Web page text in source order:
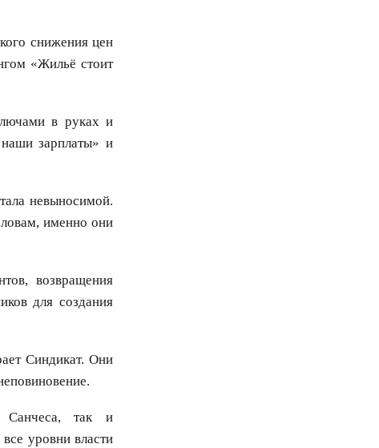
снижения цен
«Жильё стоит
в руках и
зарплаты» и
невыносимой.
именно они
возвращения
для создания
Синдикат. Они
Санчеса, так и
уровни власти